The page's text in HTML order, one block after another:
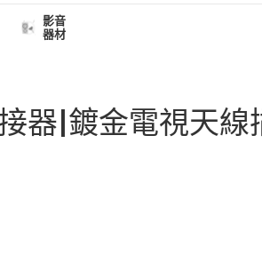
影音
器材
器|鍍金電視天線